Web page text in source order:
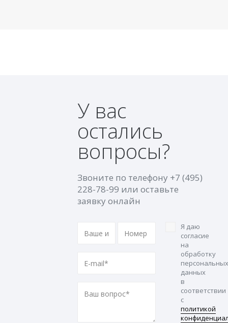
У вас
остались
вопросы?
Звоните по телефону +7 (495)
228-78-99 или оставьте
заявку онлайн
Я даю
согласие
на
обработку
персональных
данных
в
соответствии
с
политикой